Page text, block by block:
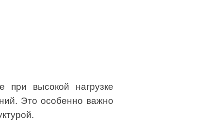
при высокой нагрузке
Это особенно важно